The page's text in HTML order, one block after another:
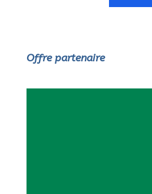
Offre partenaire